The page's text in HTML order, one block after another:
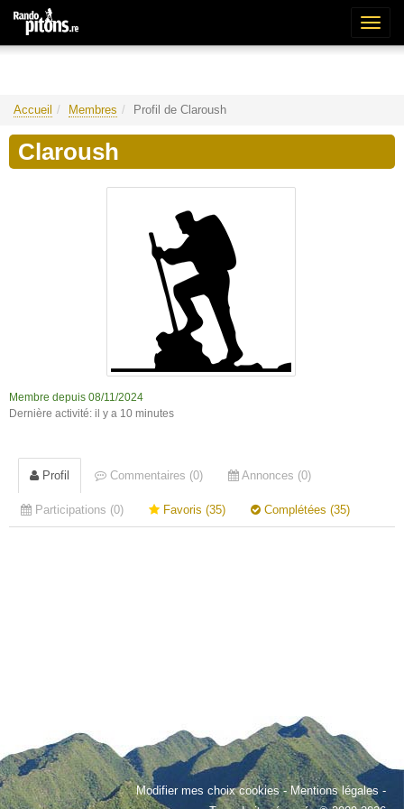
Accueil Membres Profil de Claroush
Claroush
Membre depuis 08/11/2024
Dernière activité: il y a 10 minutes
Profil Commentaires (0) Annonces (0)
Participations (0) Favoris (35) Complétées (35)
Modifier mes choix cookies-Mentions légales -